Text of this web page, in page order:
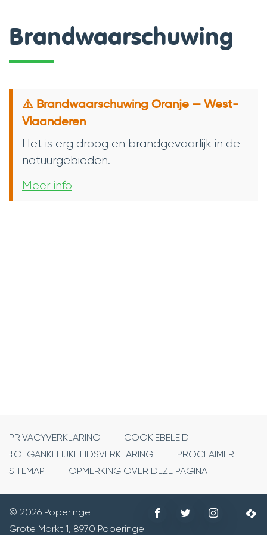
Brandwaarschuwing
⚠️ Brandwaarschuwing Oranje — West-
Vlaanderen
Het is erg droog en brandgevaarlijk in de
natuurgebieden.
Meer info
PRIVACYVERKLARING
COOKIEBELEID
TOEGANKELIJKHEIDSVERKLARING
PROCLAIMER
SITEMAP
OPMERKING OVER DEZE PAGINA
© 2026 Poperinge
Adres
Grote Markt 1, 8970 Poperinge
Volg
Volg